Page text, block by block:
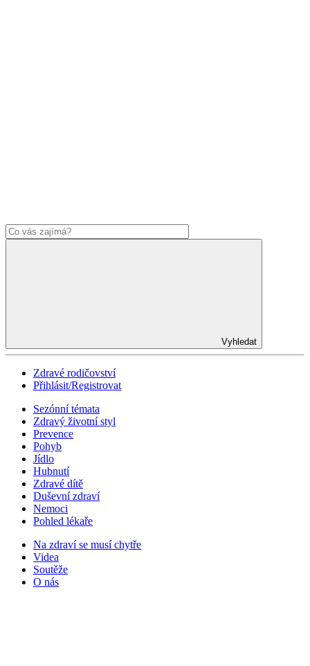
Vyhledat
Zdravé rodičovství
Přihlásit/Registrovat
Sezónní témata
Zdravý životní styl
Prevence
Pohyb
Jídlo
Hubnutí
Zdravé dítě
Duševní zdraví
Nemoci
Pohled lékaře
Na zdraví se musí chytře
Videa
Soutěže
O nás